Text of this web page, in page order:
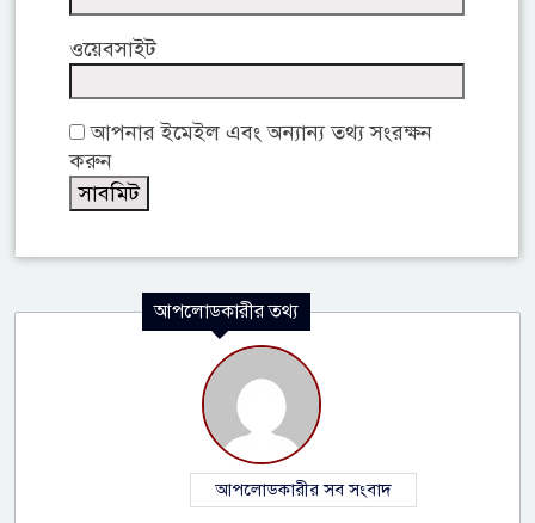
ওয়েবসাইট
আপনার ইমেইল এবং অন্যান্য তথ্য সংরক্ষন
করুন
আপলোডকারীর তথ্য
আপলোডকারীর সব সংবাদ